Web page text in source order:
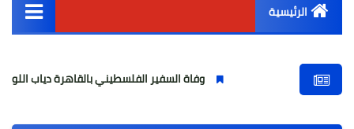
الرئيسية
أخبار مصر
وفاة السفير الفلسطيني بالقاهرة دياب اللوح.. مسيرة وطنية